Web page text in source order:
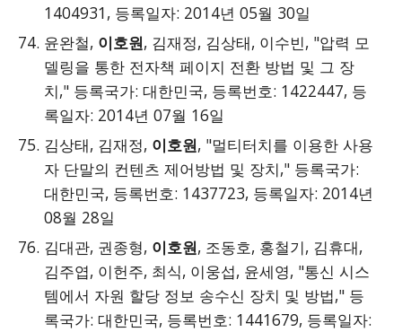
1404931, 등록일자: 2014년 05월 30일
윤완철, 이호원, 김재정, 김상태, 이수빈, "압력 모
델링을 통한 전자책 페이지 전환 방법 및 그 장
치," 등록국가: 대한민국, 등록번호: 1422447, 등
록일자: 2014년 07월 16일
김상태, 김재정, 이호원, "멀티터치를 이용한 사용
자 단말의 컨텐츠 제어방법 및 장치," 등록국가:
대한민국, 등록번호: 1437723, 등록일자: 2014년
08월 28일
김대관, 권종형, 이호원, 조동호, 홍철기, 김휴대,
김주엽, 이헌주, 최식, 이웅섭, 윤세영, "통신 시스
템에서 자원 할당 정보 송수신 장치 및 방법," 등
록국가: 대한민국, 등록번호: 1441679, 등록일자: